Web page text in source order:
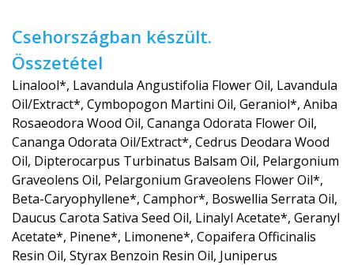
Csehországban készült.
Összetétel
Linalool*, Lavandula Angustifolia Flower Oil, Lavandula
Oil/Extract*, Cymbopogon Martini Oil, Geraniol*, Aniba
Rosaeodora Wood Oil, Cananga Odorata Flower Oil,
Cananga Odorata Oil/Extract*, Cedrus Deodara Wood
Oil, Dipterocarpus Turbinatus Balsam Oil, Pelargonium
Graveolens Oil, Pelargonium Graveolens Flower Oil*,
Beta-Caryophyllene*, Camphor*, Boswellia Serrata Oil,
Daucus Carota Sativa Seed Oil, Linalyl Acetate*, Geranyl
Acetate*, Pinene*, Limonene*, Copaifera Officinalis
Resin Oil, Styrax Benzoin Resin Oil, Juniperus